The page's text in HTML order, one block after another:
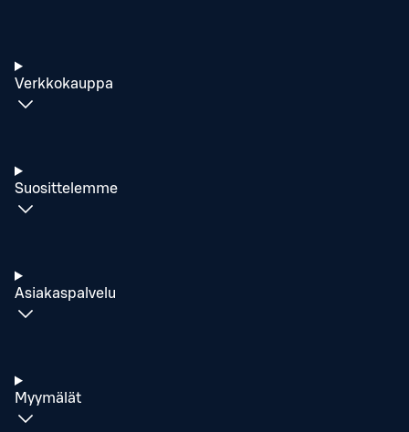
Verkkokauppa
Suosittelemme
Asiakaspalvelu
Myymälät